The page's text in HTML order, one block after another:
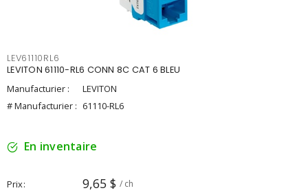
LEV61110RL6
LEVITON 61110-RL6 CONN 8C CAT 6 BLEU
Manufacturier :
LEVITON
# Manufacturier : 61110-RL6
En inventaire
Prix 9,65 $ / ch